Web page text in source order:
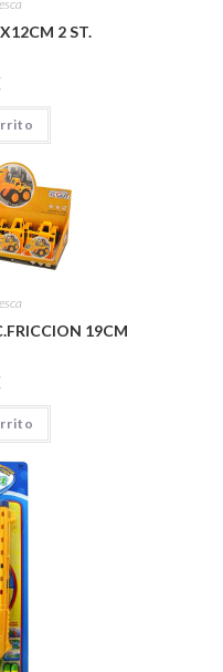
2 ST.
19CM